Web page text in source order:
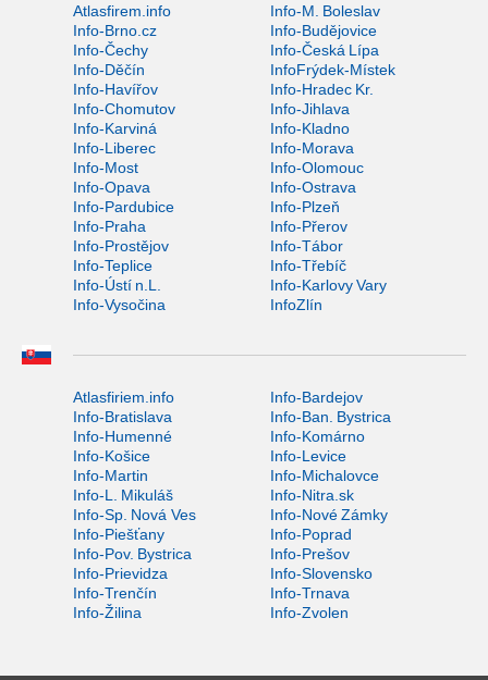
Atlasfirem.info
Info-M. Boleslav
Info-Brno.cz
Info-Budějovice
Info-Čechy
Info-Česká Lípa
Info-Děčín
InfoFrýdek-Místek
Info-Havířov
Info-Hradec Kr.
Info-Chomutov
Info-Jihlava
Info-Karviná
Info-Kladno
Info-Liberec
Info-Morava
Info-Most
Info-Olomouc
Info-Opava
Info-Ostrava
Info-Pardubice
Info-Plzeň
Info-Praha
Info-Přerov
Info-Prostějov
Info-Tábor
Info-Teplice
Info-Třebíč
Info-Ústí n.L.
Info-Karlovy Vary
Info-Vysočina
InfoZlín
Atlasfiriem.info
Info-Bardejov
Info-Bratislava
Info-Ban. Bystrica
Info-Humenné
Info-Komárno
Info-Košice
Info-Levice
Info-Martin
Info-Michalovce
Info-L. Mikuláš
Info-Nitra.sk
Info-Sp. Nová Ves
Info-Nové Zámky
Info-Piešťany
Info-Poprad
Info-Pov. Bystrica
Info-Prešov
Info-Prievidza
Info-Slovensko
Info-Trenčín
Info-Trnava
Info-Žilina
Info-Zvolen